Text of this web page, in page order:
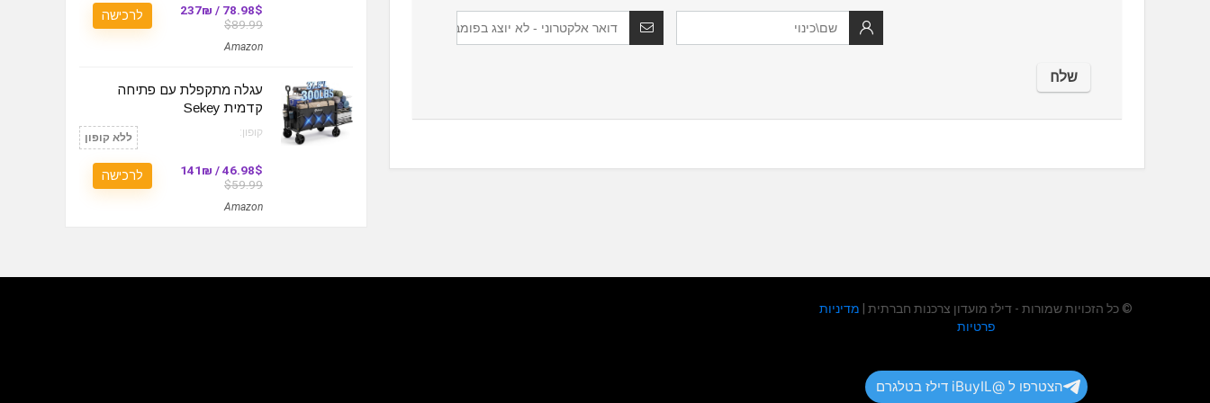
78.98$ / 237₪
$89.99
Amazon
לרכישה
עגלה מתקפלת עם פתיחה
קדמית Sekey
קופון: ללא קופון
46.98$ / 141₪
$59.99
Amazon
לרכישה
© כל הזכויות שמורות - דילז מועדון צרכנות חברתית | מדיניות
פרטיות
הצטרפו ל @iBuyIL דילז בטלגרם